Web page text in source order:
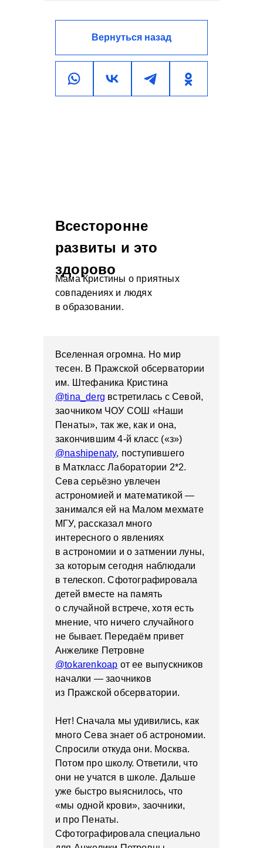
Вернуться назад
Всесторонне
развиты и это
здорово
Мама Кристины о приятных
совпадениях и людях
в образовании.
Вселенная огромна. Но мир
тесен. В Пражской обсерватории
им. Штефаника Кристина
@tina_derg встретилась с Севой,
заочником ЧОУ СОШ «Наши
Пенаты», так же, как и она,
закончившим 4-й класс («з»)
@nashipenaty, поступившего
в Маткласс Лаборатории 2*2.
Сева серьёзно увлечен
астрономией и математикой —
занимался ей на Малом мехмате
МГУ, рассказал много
интересного о явлениях
в астрономии и о затмении луны,
за которым сегодня наблюдали
в телескоп. Сфотографировала
детей вместе на память
о случайной встрече, хотя есть
мнение, что ничего случайного
не бывает. Передаём привет
Анжелике Петровне
@tokarenkoap от ее выпускников
началки — заочников
из Пражской обсерватории.
Нет! Сначала мы удивились, как
много Сева знает об астрономии.
Спросили откуда они. Москва.
Потом про школу. Ответили, что
они не учатся в школе. Дальше
уже быстро выяснилось, что
«мы одной крови», заочники,
и про Пенаты.
Сфотографировала специально